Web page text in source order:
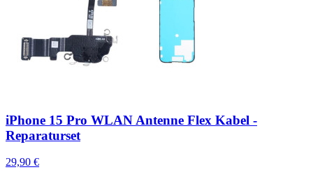
iPhone 15 Pro WLAN Antenne Flex Kabel -
Reparaturset
29,90 €